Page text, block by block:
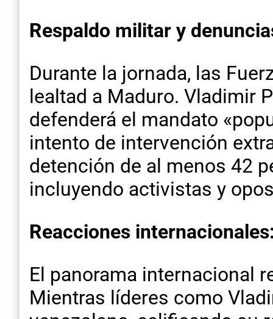
Respaldo militar y
Durante la jornada, las
lealtad a Maduro. Vladimir
defenderá el mandato
intento de intervención
detención de al menos 42
incluyendo activistas y
Reacciones
El panorama internacional
Mientras líderes como